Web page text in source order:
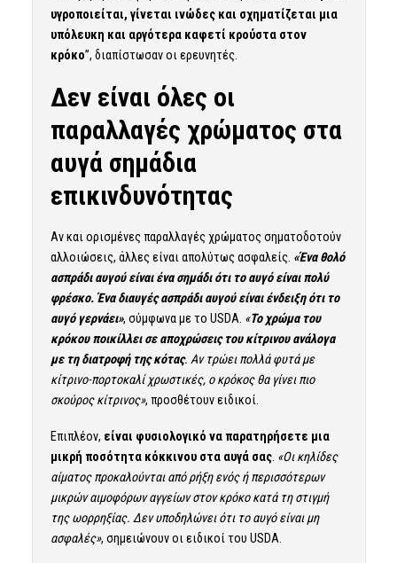
υγροποιείται, γίνεται ινώδες και σχηματίζεται μια
υπόλευκη και αργότερα καφετί κρούστα στον
κρόκο”, διαπίστωσαν οι ερευνητές.
Δεν είναι όλες οι
παραλλαγές χρώματος στα
αυγά σημάδια
επικινδυνότητας
Αν και ορισμένες παραλλαγές χρώματος σηματοδοτούν
αλλοιώσεις, άλλες είναι απολύτως ασφαλείς. «Ένα θολό
ασπράδι αυγού είναι ένα σημάδι ότι το αυγό είναι πολύ
φρέσκο. Ένα διαυγές ασπράδι αυγού είναι ένδειξη ότι το
αυγό γερνάει», σύμφωνα με το USDA. «Το χρώμα του
κρόκου ποικίλλει σε αποχρώσεις του κίτρινου ανάλογα
με τη διατροφή της κότας. Αν τρώει πολλά φυτά με
κίτρινο-πορτοκαλί χρωστικές, ο κρόκος θα γίνει πιο
σκούρος κίτρινος», προσθέτουν ειδικοί.
Επιπλέον, είναι φυσιολογικό να παρατηρήσετε μια
μικρή ποσότητα κόκκινου στα αυγά σας. «Οι κηλίδες
αίματος προκαλούνται από ρήξη ενός ή περισσότερων
μικρών αιμοφόρων αγγείων στον κρόκο κατά τη στιγμή
της ωορρηξίας. Δεν υποδηλώνει ότι το αυγό είναι μη
ασφαλές», σημειώνουν οι ειδικοί του USDA.